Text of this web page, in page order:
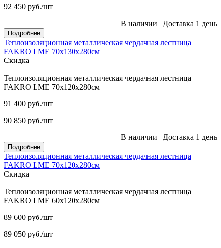
92 450 руб./шт
В наличии | Доставка 1 день
Подробнее
Теплоизоляционная металлическая чердачная лестница
FAKRO LME 70х130х280см
Скидка
Теплоизоляционная металлическая чердачная лестница
FAKRO LME 70х120х280см
91 400 руб./шт
90 850 руб./шт
В наличии | Доставка 1 день
Подробнее
Теплоизоляционная металлическая чердачная лестница
FAKRO LME 70х120х280см
Скидка
Теплоизоляционная металлическая чердачная лестница
FAKRO LME 60х120х280см
89 600 руб./шт
89 050 руб./шт